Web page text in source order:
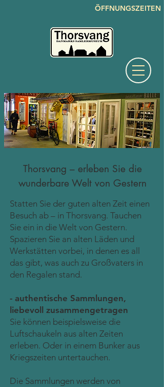
ÖFFNUNGSZEITEN
Thorsvang – erleben Sie die
wunderbare Welt von Gestern
Statten Sie der guten alten Zeit einen
Besuch ab – in Thorsvang. Tauchen
Sie ein in die Welt von Gestern.
Spazieren Sie an alten Läden und
Werkstätten vorbei, in denen es all
das gibt, was auch zu Großvaters in
den Regalen stand.
- authentische Sammlungen,
liebevoll zusammengetragen
Sie können beispielsweise die
Luftschaukeln aus alten Zeiten
erleben. Oder in einem Bunker aus
Kriegszeiten untertauchen.
Die Sammlungen werden von